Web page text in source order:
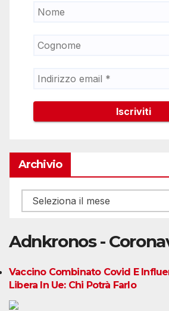
Archivio
Archivio
Adnkronos -
Vaccino Combinato Covid E
Libera In Ue: Chi Potrà Farlo